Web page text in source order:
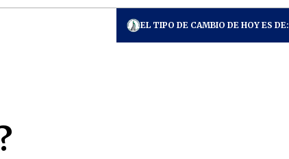
EL TIPO DE CAMBIO DE HOY ES DE: